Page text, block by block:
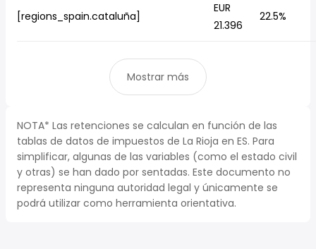
[regions_spain.cataluña]
EUR
21.396
22.5%
Mostrar más
NOTA* Las retenciones se calculan en función de las
tablas de datos de impuestos de La Rioja en ES. Para
simplificar, algunas de las variables (como el estado civil
y otras) se han dado por sentadas. Este documento no
representa ninguna autoridad legal y únicamente se
podrá utilizar como herramienta orientativa.